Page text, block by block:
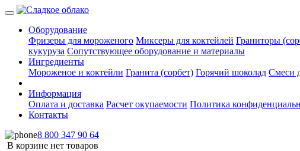
Оборудование
Фризеры для мороженого Миксеры для коктейлей Граниторы
кукуруза Сопутствующее оборудование и материалы
Ингредиенты
Мороженое и коктейли Гранита (сорбет) Горячий шоколад Смеси
Информация
Оплата и доставка Расчет окупаемости Политика
Контакты
8 800 347 90 64
В корзине нет товаров